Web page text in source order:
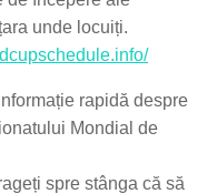
unde locuiți.
rapidă despre
Mondial de
spre stânga că să